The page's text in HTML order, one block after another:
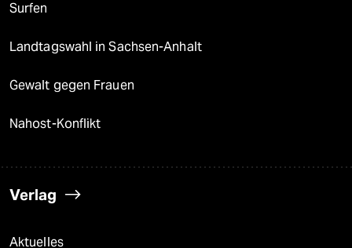
Surfen
Landtagswahl in Sachsen-Anhalt
Gewalt gegen Frauen
Nahost-Konflikt
Verlag
Aktuelles